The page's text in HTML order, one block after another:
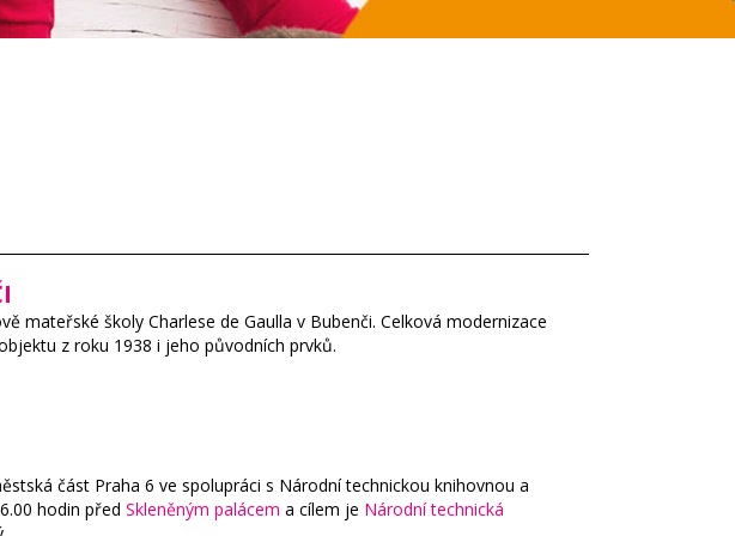
mateřské školy Charlese de Gaulla v Bubenči. Celková modernizace
z roku 1938 i jeho původních prvků.
část Praha 6 ve spolupráci s Národní technickou knihovnou a
hodin před Skleněným palácem a cílem je Národní technická